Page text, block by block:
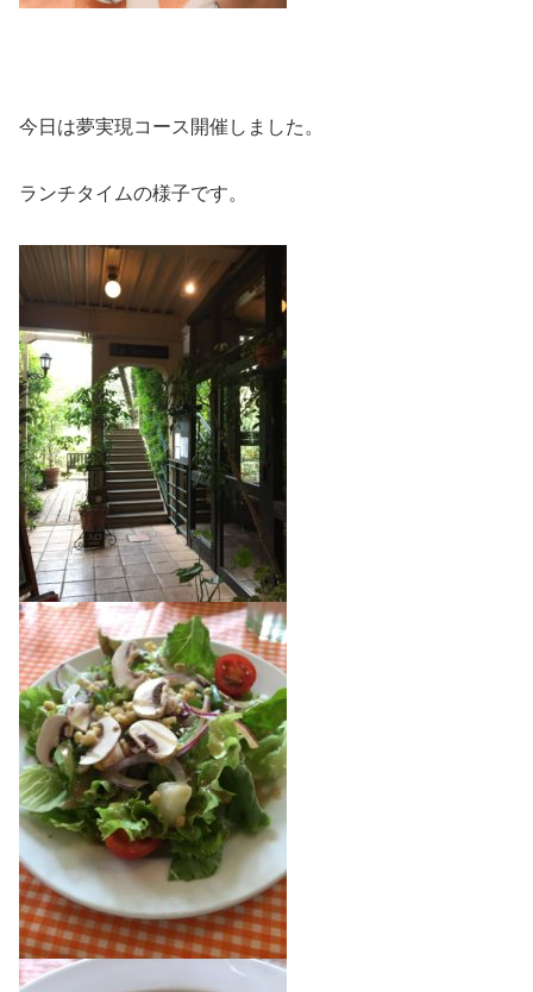
今日は夢実現コース開催しました。
ランチタイムの様子です。